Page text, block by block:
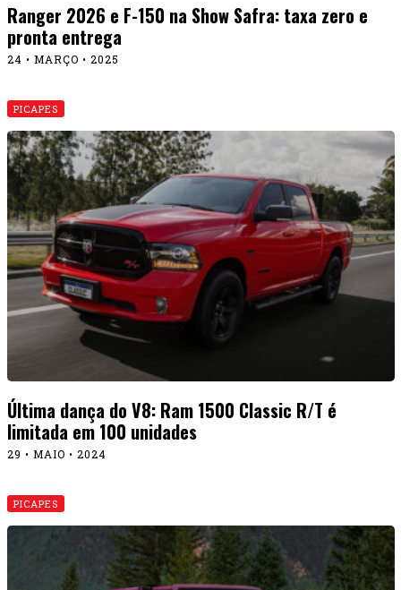
Ranger 2026 e F-150 na Show Safra: taxa zero e
pronta entrega
24 • MARÇO • 2025
PICAPES
Última dança do V8: Ram 1500 Classic R/T é
limitada em 100 unidades
29 • MAIO • 2024
PICAPES